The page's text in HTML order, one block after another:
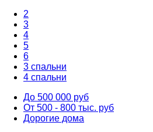
2
3
4
5
6
3 спальни
4 спальни
До 500 000 руб
От 500 - 800 тыс. руб
Дорогие дома